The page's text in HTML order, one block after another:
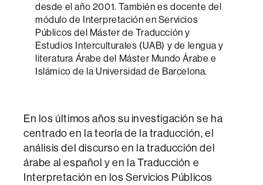
desde el año 2001. También es docente del
módulo de Interpretación en Servicios
Públicos del Máster de Traducción y
Estudios Interculturales (UAB) y de lengua y
literatura Árabe del Máster Mundo Árabe e
Islámico de la Universidad de Barcelona.
En los últimos años su investigación se ha
centrado en la teoría de la traducción, el
análisis del discurso en la traducción del
árabe al español y en la Traducción e
Interpretación en los Servicios Públicos